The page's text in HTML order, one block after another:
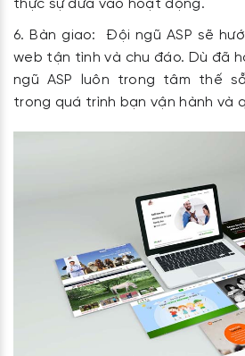
thực sự đưa vào hoạt động.
Bàn giao: Đội ngũ ASP sẽ
web tận tình và chu đáo. Dù đã
ngũ ASP luôn trong tâm thế
trong quá trình bạn vận hành và